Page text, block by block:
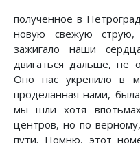
полученное в
новую свежую
зажигало наши
двигаться дальше, не
Оно нас укрепило в
проделанная нами,
мы шли хотя
центров, но по
пути. Помню, этот